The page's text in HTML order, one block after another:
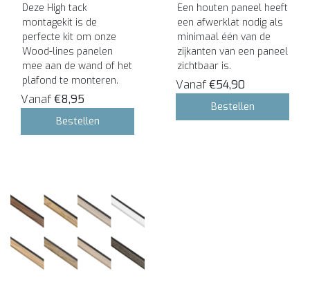
Deze High tack
montagekit is de
perfecte kit om onze
Wood-lines panelen
mee aan de wand of het
plafond te monteren.
Vanaf€8,95
Bestellen
Een houten paneel heeft
een afwerklat nodig als
minimaal één van de
zijkanten van een paneel
zichtbaar is.
Vanaf€54,90
Bestellen